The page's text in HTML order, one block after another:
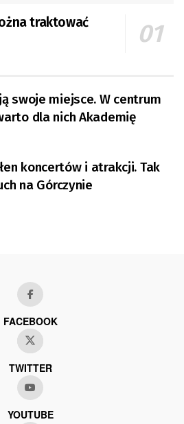
traktować
swoje miejsce. W centrum
dla nich Akademię
koncertów i atrakcji. Tak
na Górczynie
FACEBOOK
TWITTER
YOUTUBE